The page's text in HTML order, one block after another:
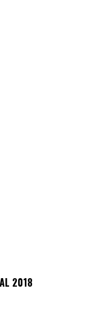
2018